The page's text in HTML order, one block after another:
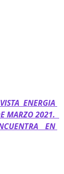
ENERGIA
MARZO 2021.
EN